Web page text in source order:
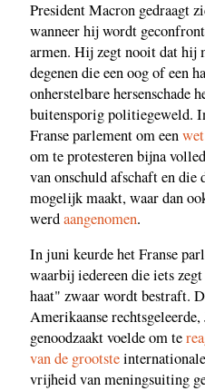
President Macron gedraagt
wanneer hij wordt
armen. Hij zegt nooit dat hij
degenen die een oog of een
onherstelbare hersenschade
buitensporig politiegeweld.
Franse parlement om eenwet
om te protesteren bijna
van onschuld afschaft en die
mogelijk maakt, waar dan
werdaangenomen.
In juni keurde het Franse
waarbij iedereen die iets
haat" zwaar wordt bestraft.
Amerikaanse
genoodzaakt voelde om te
van de grootste
vrijheid van meningsuiting